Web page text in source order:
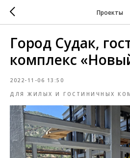
Проекты
Город Судак,
комплекс
2022-11-06 13:50
ДЛЯ ЖИЛЫХ И ГОСТИНИЧНЫХ